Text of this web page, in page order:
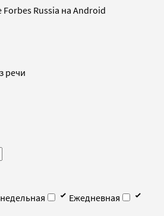
Russia на Android
речи
Ежедневная